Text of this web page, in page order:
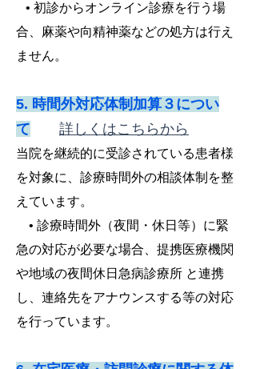
• 初診からオンライン診療を行う場
合、麻薬や向精神薬などの処方は行え
ません。
5. 時間外対応体制加算３につい
て
詳しくはこちらから
当院を継続的に受診されている患者様
を対象に、診療時間外の相談体制を整
えています。
• 診療時間外（夜間・休日等）に緊
急の対応が必要な場合、提携医療機関
や地域の夜間休日急病診療所 と連携
し、連絡先をアナウンスする等の対応
を行っています。